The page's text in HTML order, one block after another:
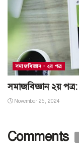
সমাজবিজ্ঞান - ২য় পত্র
সমাজবিজ্ঞান ২য়
November 25, 2024
Comments